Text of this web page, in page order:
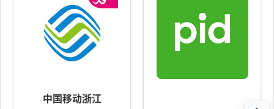
中国移动浙江